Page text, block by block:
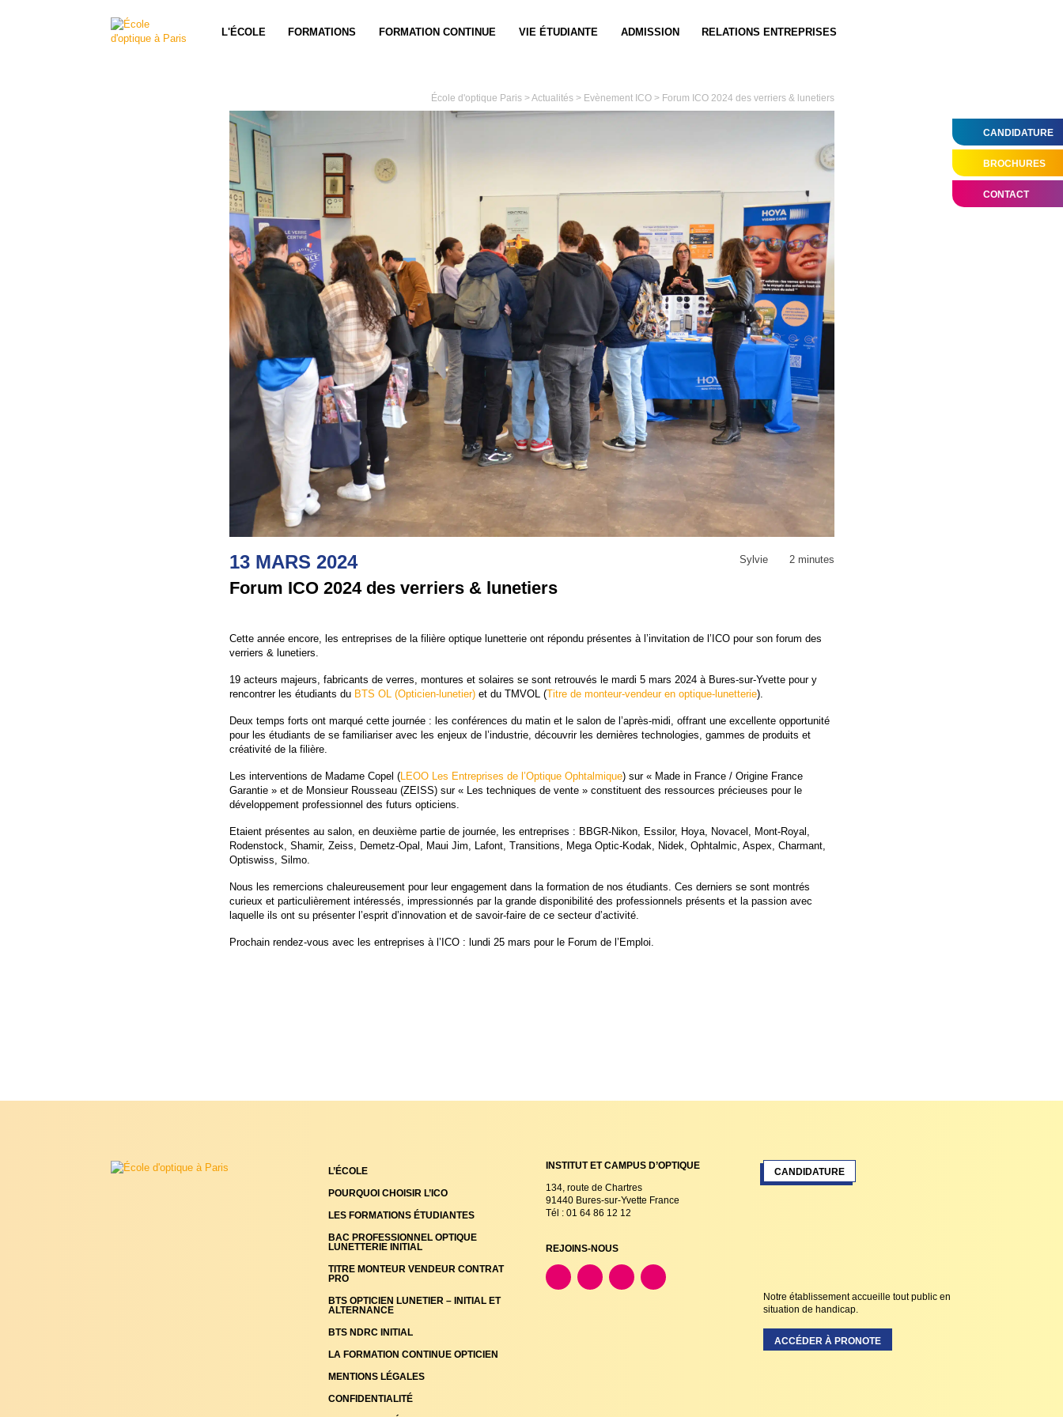
L'ÉCOLE FORMATIONS FORMATION CONTINUE VIE ÉTUDIANTE ADMISSION RELATIONS ENTREPRISES
CANDIDATURE
BROCHURES
CONTACT
École d'optique Paris>Actualités> Evènement ICO> Forum ICO 2024 des verriers & lunetiers
13 MARS 2024 Sylvie 2 minutes
Forum ICO 2024 des verriers & lunetiers
Cette année encore, les entreprises de la filière optique lunetterie ont répondu présentes à l’invitation de l’ICO pour son forum des
verriers & lunetiers.
19 acteurs majeurs, fabricants de verres, montures et solaires se sont retrouvés le mardi 5 mars 2024 à Bures-sur-Yvette pour y
rencontrer les étudiants du BTS OL (Opticien-lunetier)et du TMVOL (Titre de monteur-vendeur en optique-lunetterie).
Deux temps forts ont marqué cette journée : les conférences du matin et le salon de l’après-midi, offrant une excellente opportunité
pour les étudiants de se familiariser avec les enjeux de l’industrie, découvrir les dernières technologies, gammes de produits et
créativité de la filière.
Les interventions de Madame Copel (LEOO Les Entreprises de l’Optique Ophtalmique) sur « Made in France / Origine France
Garantie » et de Monsieur Rousseau (ZEISS) sur « Les techniques de vente » constituent des ressources précieuses pour le
développement professionnel des futurs opticiens.
Etaient présentes au salon, en deuxième partie de journée, les entreprises : BBGR-Nikon, Essilor, Hoya, Novacel, Mont-Royal,
Rodenstock, Shamir, Zeiss, Demetz-Opal, Maui Jim, Lafont, Transitions, Mega Optic-Kodak, Nidek, Ophtalmic, Aspex, Charmant,
Optiswiss, Silmo.
Nous les remercions chaleureusement pour leur engagement dans la formation de nos étudiants. Ces derniers se sont montrés
curieux et particulièrement intéressés, impressionnés par la grande disponibilité des professionnels présents et la passion avec
laquelle ils ont su présenter l’esprit d’innovation et de savoir-faire de ce secteur d’activité.
Prochain rendez-vous avec les entreprises à l’ICO : lundi 25 mars pour le Forum de l’Emploi.
L’ÉCOLE
POURQUOI CHOISIR L’ICO
LES FORMATIONS ÉTUDIANTES
BAC PROFESSIONNEL OPTIQUE
LUNETTERIE INITIAL
TITRE MONTEUR VENDEUR CONTRAT
PRO
BTS OPTICIEN LUNETIER – INITIAL ET
ALTERNANCE
BTS NDRC INITIAL
LA FORMATION CONTINUE OPTICIEN
MENTIONS LÉGALES
CONFIDENTIALITÉ
INSTITUT ET CAMPUS D’OPTIQUE
134, route de Chartres
91440 Bures-sur-Yvette France
Tél : 01 64 86 12 12
REJOINS-NOUS
CANDIDATURE
Notre établissement accueille tout public en
situation de handicap.
ACCÉDER À PRONOTE